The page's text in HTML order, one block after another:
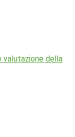
valutazione della